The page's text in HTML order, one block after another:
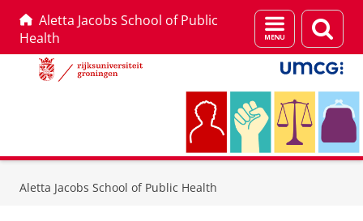
Aletta Jacobs School of Public
Health
Menu
en
zoeken
Aletta Jacobs School of Public Health